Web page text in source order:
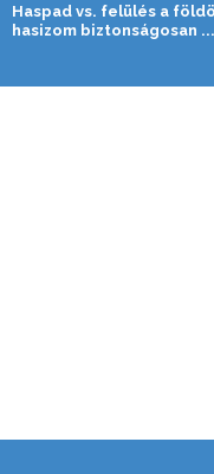
Haspad vs. felülés a
hasizom biztonságosan ...